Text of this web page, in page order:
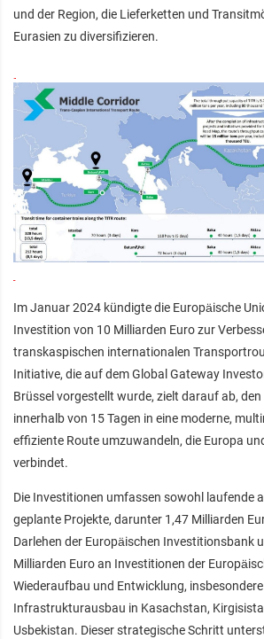
und der Region, die Lieferketten und
Eurasien zu diversifizieren.
Im Januar 2024 kündigte die Europäische
Investition von 10 Milliarden Euro zur
transkaspischen internationalen
Initiative, die auf dem Global Gateway
Brüssel vorgestellt wurde, zielt darauf ab,
innerhalb von 15 Tagen in eine moderne,
effiziente Route umzuwandeln, die Europa
verbindet.
Die Investitionen umfassen sowohl laufende
geplante Projekte, darunter 1,47 Milliarden
Darlehen der Europäischen Investitionsbank
Milliarden Euro an Investitionen der
Wiederaufbau und Entwicklung,
Infrastrukturausbau in Kasachstan,
Usbekistan. Dieser strategische Schritt